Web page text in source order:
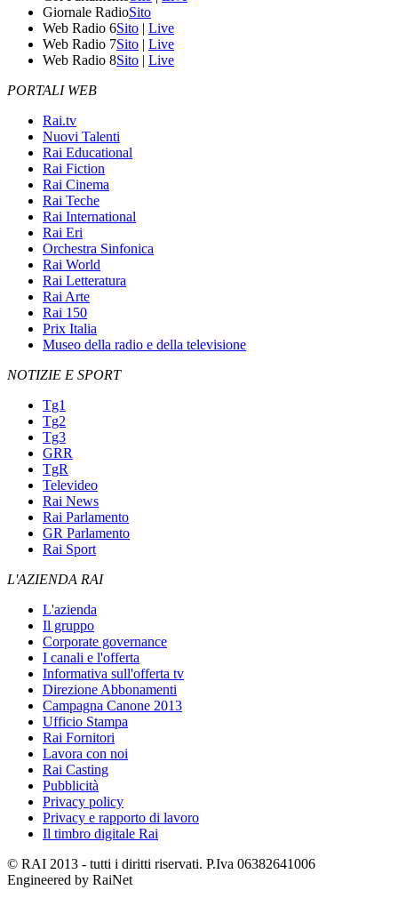
Giornale RadioSito
Web Radio 6Sito | Live
Web Radio 7Sito | Live
Web Radio 8Sito | Live
PORTALI WEB
Rai.tv
Nuovi Talenti
Rai Educational
Rai Fiction
Rai Cinema
Rai Teche
Rai International
Rai Eri
Orchestra Sinfonica
Rai World
Rai Letteratura
Rai Arte
Rai 150
Prix Italia
Museo della radio e della televisione
NOTIZIE E SPORT
Tg1
Tg2
Tg3
GRR
TgR
Televideo
Rai News
Rai Parlamento
GR Parlamento
Rai Sport
L'AZIENDA RAI
L'azienda
Il gruppo
Corporate governance
I canali e l'offerta
Informativa sull'offerta tv
Direzione Abbonamenti
Campagna Canone 2013
Ufficio Stampa
Rai Fornitori
Lavora con noi
Rai Casting
Pubblicità
Privacy policy
Privacy e rapporto di lavoro
Il timbro digitale Rai
© RAI 2013 - tutti i diritti riservati. P.Iva 06382641006
Engineered by RaiNet